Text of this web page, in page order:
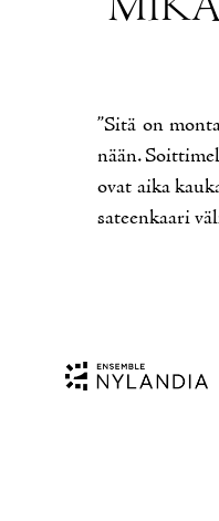
”Si­tä on
nään.
ovat ai­ka
sa­teen­kaa­ri